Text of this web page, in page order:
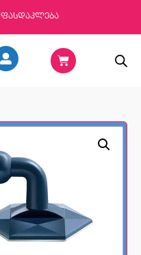
ფასდაკლება